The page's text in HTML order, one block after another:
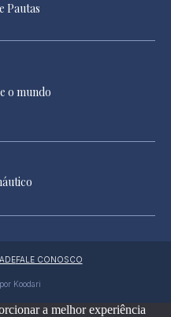
Pautas
o mundo
FALE CONOSCO
Koodari
a melhor experiência